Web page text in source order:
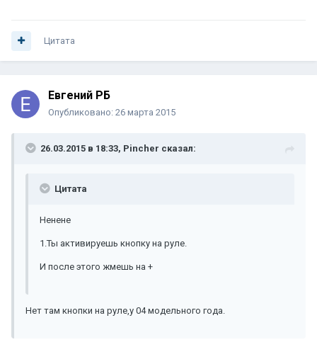
Цитата
Евгений РБ
Опубликовано: 26 марта 2015
26.03.2015 в 18:33, Pincher сказал:
Цитата
Ненене
1.Ты активируешь кнопку на руле.
И после этого жмешь на +
Нет там кнопки на руле,у 04 модельного года.